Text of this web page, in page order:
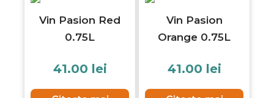
Vin Pasion Red
0.75L
41.00 lei
Vin Pasion
Orange 0.75L
41.00 lei